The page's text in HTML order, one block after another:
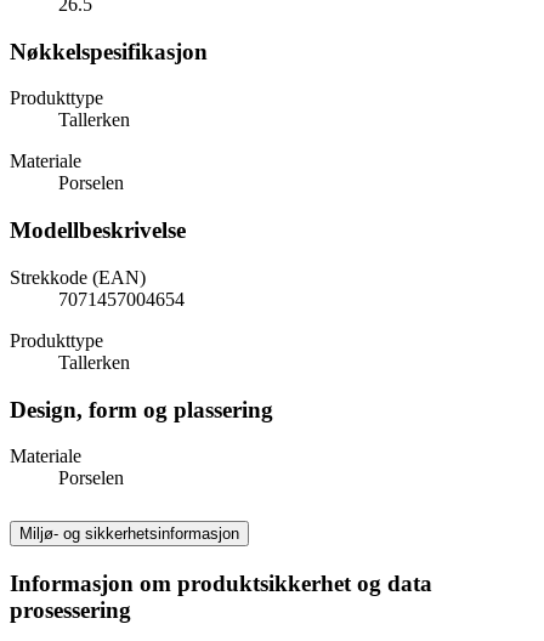
26.5
Nøkkelspesifikasjon
Produkttype
Tallerken
Materiale
Porselen
Modellbeskrivelse
Strekkode (EAN)
7071457004654
Produkttype
Tallerken
Design, form og plassering
Materiale
Porselen
Miljø- og sikkerhetsinformasjon
Informasjon om produktsikkerhet og data
prosessering